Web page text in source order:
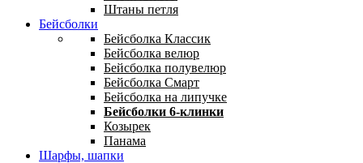
Штаны петля
Бейсболки
Бейсболка Классик
Бейсболка велюр
Бейсболка полувелюр
Бейсболка Смарт
Бейсболка на липучке
Бейсболки 6-клинки
Козырек
Панама
Шарфы, шапки